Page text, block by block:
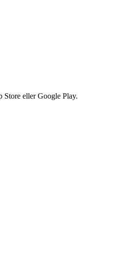
Store eller Google Play.